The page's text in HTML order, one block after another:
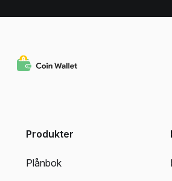
Produkter
Plånbok